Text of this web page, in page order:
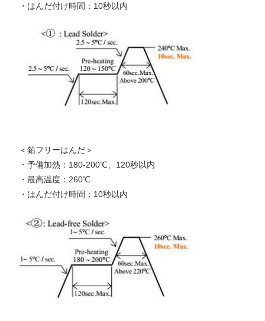
・はんだ付け時間：10秒以内
＜鉛フリーはんだ＞
・予備加熱：180-200℃、120秒以内
・最高温度：260℃
・はんだ付け時間：10秒以内